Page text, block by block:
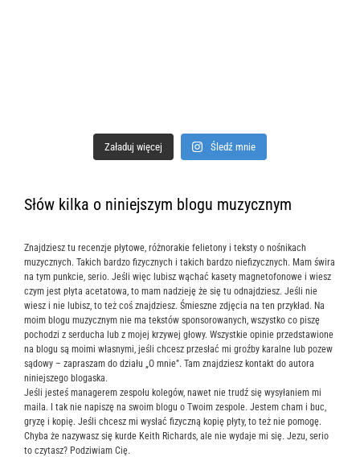
Załaduj więcej Śledź mnie
Słów kilka o niniejszym blogu muzycznym
Znajdziesz tu recenzje płytowe, różnorakie felietony i teksty o nośnikach
muzycznych. Takich bardzo fizycznych i takich bardzo niefizycznych. Mam świra
na tym punkcie, serio. Jeśli więc lubisz wąchać kasety magnetofonowe i wiesz
czym jest płyta acetatowa, to mam nadzieję że się tu odnajdziesz. Jeśli nie
wiesz i nie lubisz, to też coś znajdziesz. Śmieszne zdjęcia na ten przykład. Na
moim blogu muzycznym nie ma tekstów sponsorowanych, wszystko co piszę
pochodzi z serducha lub z mojej krzywej głowy. Wszystkie opinie przedstawione
na blogu są moimi własnymi, jeśli chcesz przesłać mi groźby karalne lub pozew
sądowy – zapraszam do działu „O mnie”. Tam znajdziesz kontakt do autora
niniejszego blogaska.
Jeśli jesteś managerem zespołu kolegów, nawet nie trudź się wysyłaniem mi
maila. I tak nie napiszę na swoim blogu o Twoim zespole. Jestem cham i buc,
gryzę i kopię. Jeśli chcesz mi wysłać fizyczną kopię płyty, to też nie pomogę.
Chyba że nazywasz się kurde Keith Richards, ale nie wydaje mi się. Jezu, serio
to czytasz? Podziwiam Cię.